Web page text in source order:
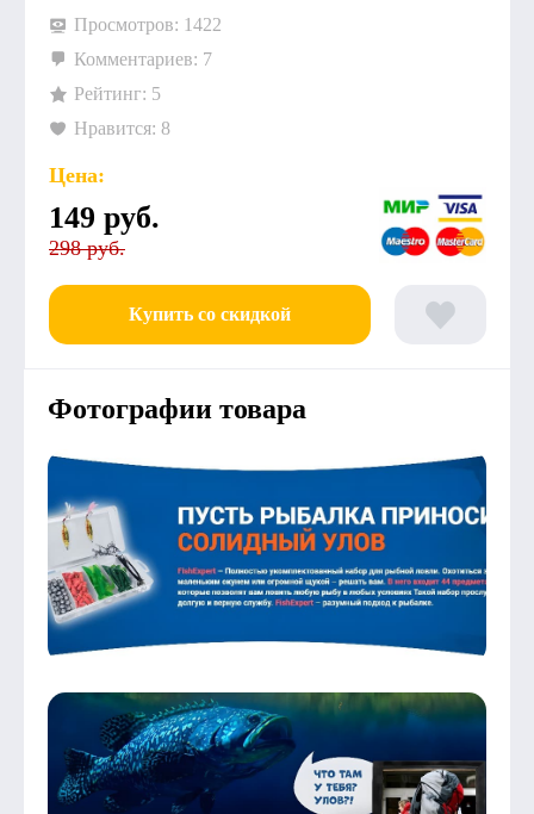
Просмотров: 1422
Комментариев: 7
Рейтинг: 5
Нравится: 8
Цена:
149 руб.
298 руб.
Купить со скидкой
Фотографии товара